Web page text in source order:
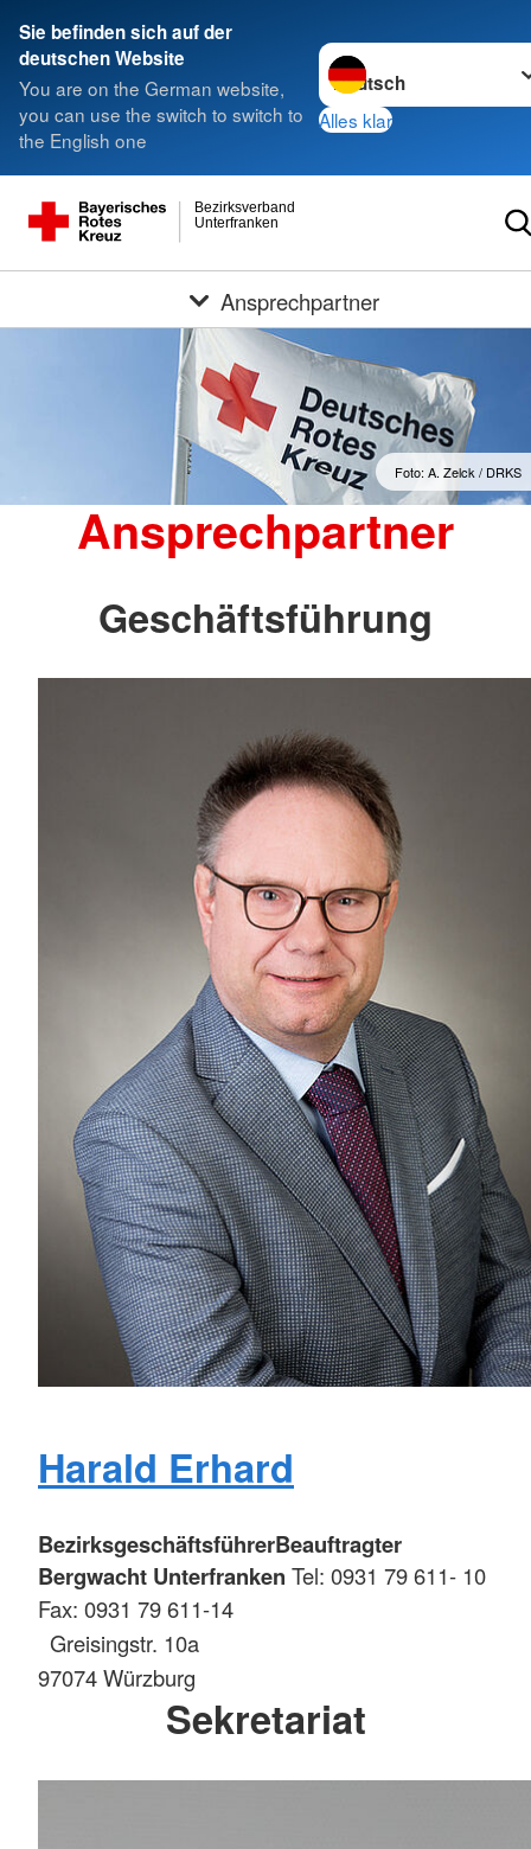
Sie befinden sich auf der
deutschen Website
You are on the German website,
you can use the switch to switch to
the English one
Sprache wechseln zu
Alles klar
Unterfranken
Bezirksverband
Ansprechpartner
Foto: A. Zelck / DRKS
Ansprechpartner
Geschäftsführung
Harald Erhard
BezirksgeschäftsführerBeauftragter
Bergwacht Unterfranken Tel: 0931 79 611- 10
Fax: 0931 79 611-14
Greisingstr. 10a
97074 Würzburg
Sekretariat